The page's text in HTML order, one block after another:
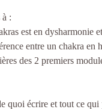
:
est en dysharmonie
entre un chakra en
des 2 premiers
quoi écrire et tout ce qui